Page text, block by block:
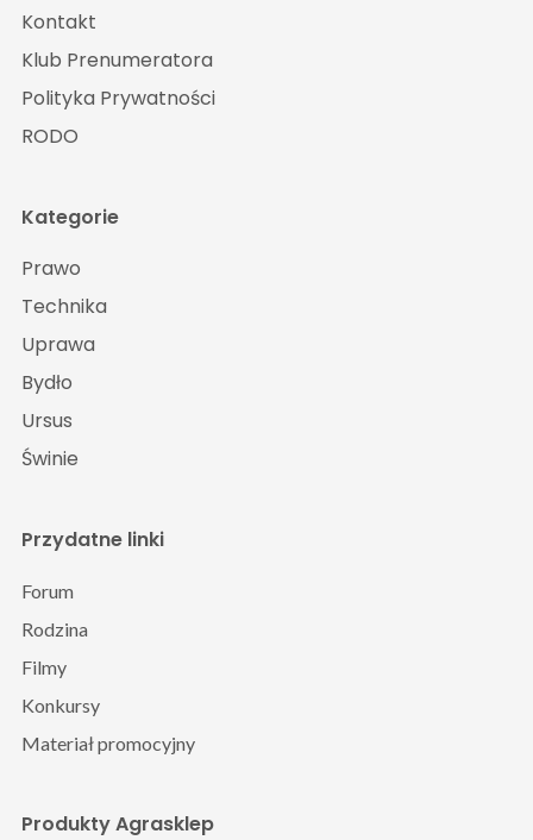
Kontakt
Klub Prenumeratora
Polityka Prywatności
RODO
Kategorie
Prawo
Technika
Uprawa
Bydło
Ursus
Świnie
Produkty Agrasklep
Przydatne linki
Forum
Rodzina
Filmy
Konkursy
Materiał promocyjny